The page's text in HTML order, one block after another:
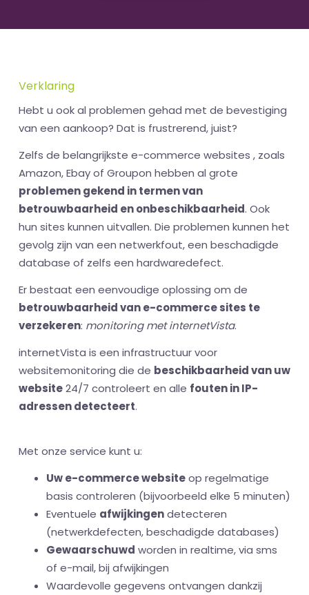
Verklaring
Hebt u ook al problemen gehad met de bevestiging
van een aankoop? Dat is frustrerend, juist?
Zelfs de belangrijkste e-commerce websites , zoals
Amazon, Ebay of Groupon hebben al grote
problemen gekend in termen van
betrouwbaarheid en onbeschikbaarheid. Ook
hun sites kunnen uitvallen. Die problemen kunnen het
gevolg zijn van een netwerkfout, een beschadigde
database of zelfs een hardwaredefect.
Er bestaat een eenvoudige oplossing om de
betrouwbaarheid van e-commerce sites te
verzekeren: monitoring met internetVista.
internetVista is een infrastructuur voor
websitemonitoring die de beschikbaarheid van uw
website24/7 controleert en alle fouten in IP-
adressen detecteert.
Met onze service kunt u:
Uw e-commerce websiteop regelmatige
basis controleren (bijvoorbeeld elke 5 minuten)
Eventuele afwijkingendetecteren
(netwerkdefecten, beschadigde databases)
Gewaarschuwd worden in realtime, via sms
of e-mail, bij afwijkingen
Waardevolle gegevens ontvangen dankzij